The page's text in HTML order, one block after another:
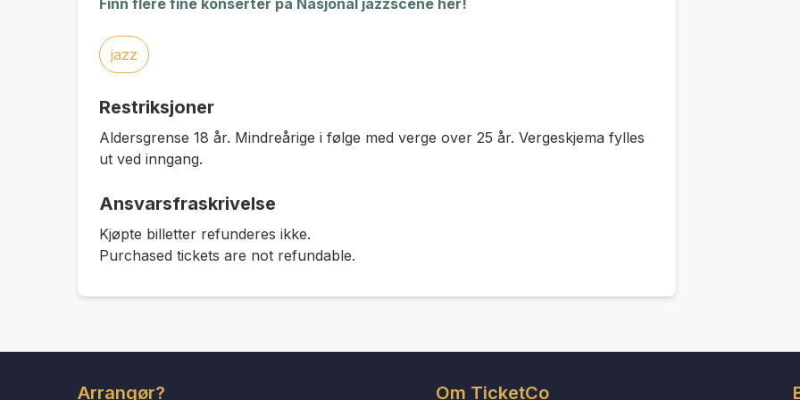
Finn flere fine konserter på Nasjonal jazzscene her!
jazz
Restriksjoner
Aldersgrense 18 år. Mindreårige i følge med verge over 25 år. Vergeskjema fylles
ut ved inngang.
Ansvarsfraskrivelse
Kjøpte billetter refunderes ikke.
Purchased tickets are not refundable.
Arrangør? Om TicketCo